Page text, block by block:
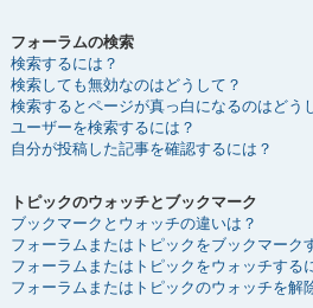
フォーラムの検索
検索するには？
検索しても無効なのはどうして？
検索するとページが真っ白になるのはどう
ユーザーを検索するには？
自分が投稿した記事を確認するには？
トピックのウォッチとブックマーク
ブックマークとウォッチの違いは？
フォーラムまたはトピックをブックマーク
フォーラムまたはトピックをウォッチする
フォーラムまたはトピックのウォッチを解